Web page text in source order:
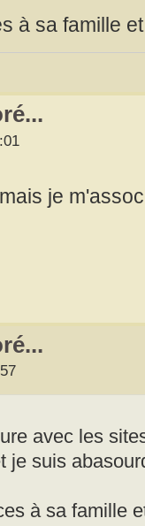
à sa famille
je
avec les
je suis
à sa famille